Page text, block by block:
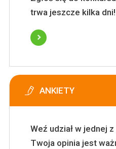
trwa jeszcze kilka dni!
ANKIETY
Weź udział w jednej
Twoja opinia jest